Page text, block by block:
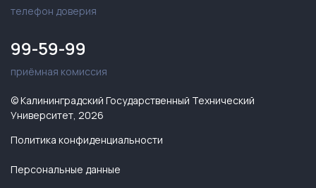
телефон доверия
99-59-99
приёмная комиссия
© Калининградский Государственный Технический
Университет, 2026
Политика конфиденциальности
Персональные данные